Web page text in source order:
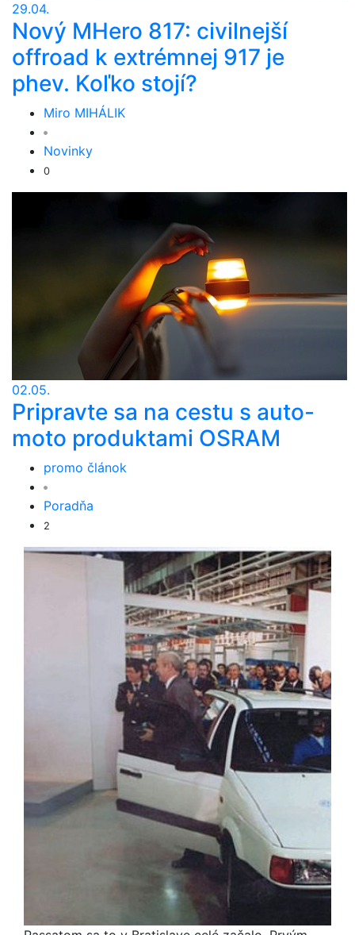
29.04.
Nový MHero 817: civilnejší
offroad k extrémnej 917 je
phev. Koľko stojí?
Miro MIHÁLIK
Novinky
0
02.05.
Pripravte sa na cestu s auto-
moto produktami OSRAM
promo článok
Poradňa
2